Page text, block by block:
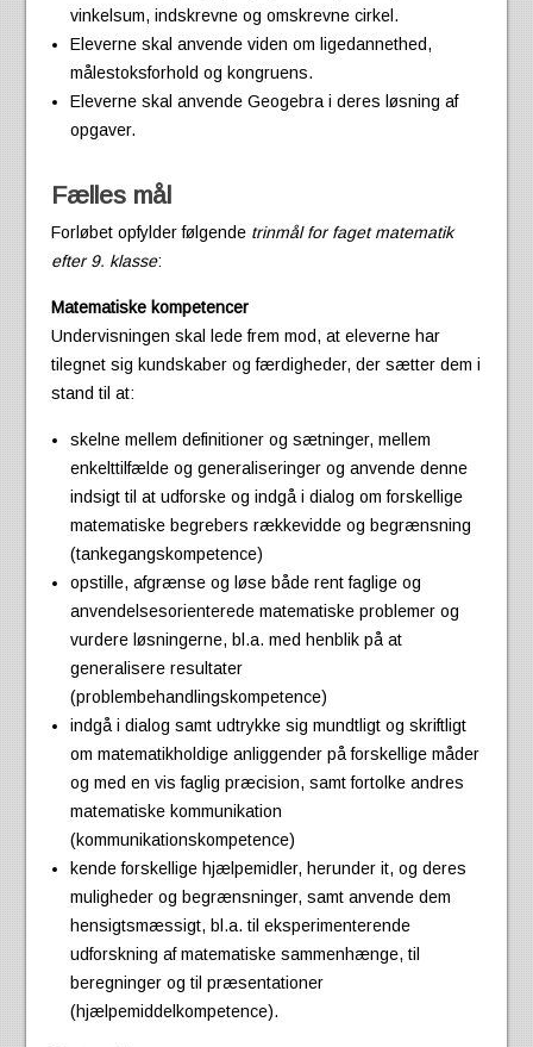
vinkelsum, indskrevne og omskrevne cirkel.
Eleverne skal anvende viden om ligedannethed,
målestoksforhold og kongruens.
Eleverne skal anvende Geogebra i deres løsning af
opgaver.
Fælles mål
Forløbet opfylder følgende trinmål for faget matematik
efter 9. klasse:
Matematiske kompetencer
Undervisningen skal lede frem mod, at eleverne har
tilegnet sig kundskaber og færdigheder, der sætter dem i
stand til at:
skelne mellem definitioner og sætninger, mellem
enkelttilfælde og generaliseringer og anvende denne
indsigt til at udforske og indgå i dialog om forskellige
matematiske begrebers rækkevidde og begrænsning
(tankegangskompetence)
opstille, afgrænse og løse både rent faglige og
anvendelsesorienterede matematiske problemer og
vurdere løsningerne, bl.a. med henblik på at
generalisere resultater
(problembehandlingskompetence)
indgå i dialog samt udtrykke sig mundtligt og skriftligt
om matematikholdige anliggender på forskellige måder
og med en vis faglig præcision, samt fortolke andres
matematiske kommunikation
(kommunikationskompetence)
kende forskellige hjælpemidler, herunder it, og deres
muligheder og begrænsninger, samt anvende dem
hensigtsmæssigt, bl.a. til eksperimenterende
udforskning af matematiske sammenhænge, til
beregninger og til præsentationer
(hjælpemiddelkompetence).